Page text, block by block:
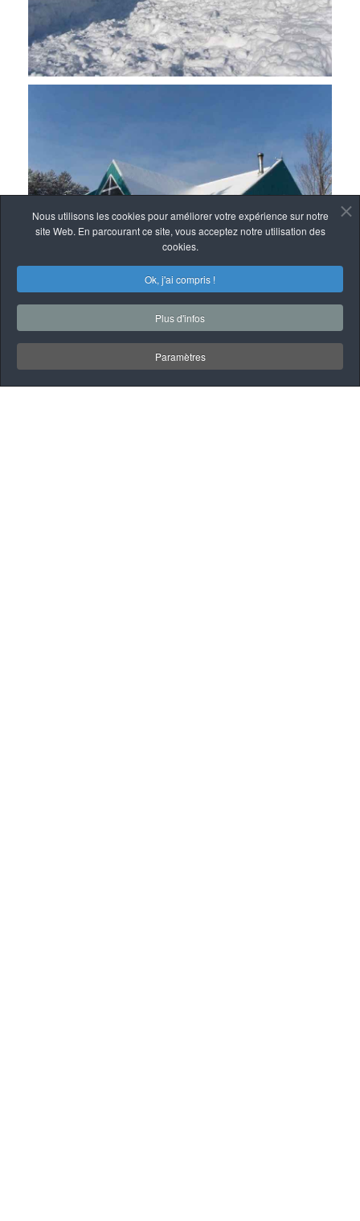
Nous utilisons les cookies pour améliorer votre expérience sur notre
site Web. En parcourant ce site, vous acceptez notre utilisation des
cookies.
Ok, j'ai compris !
Plus d'infos
Paramètres